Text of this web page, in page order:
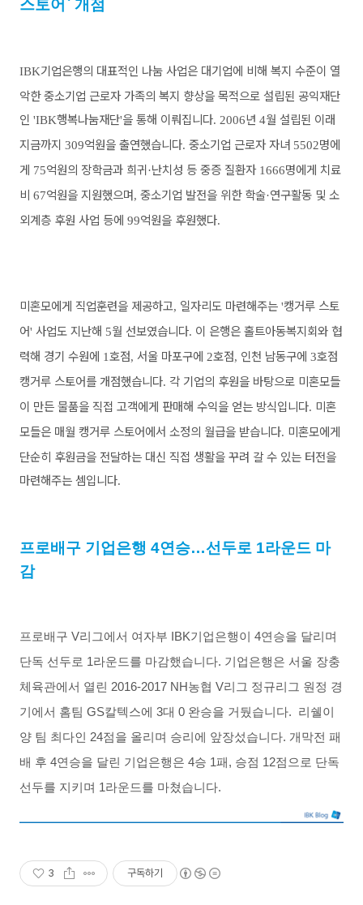
스토어 ` 개점
IBK기업은행의 대표적인 나눔 사업은 대기업에 비해 복지 수준이 열
악한 중소기업 근로자 가족의 복지 향상을 목적으로 설립된 공익재단
인 'IBK행복나눔재단'을 통해 이뤄집니다. 2006년 4월 설립된 이래
지금까지 309억원을 출연했습니다. 중소기업 근로자 자녀 5502명에
게 75억원의 장학금과 희귀·난치성 등 중증 질환자 1666명에게 치료
비 67억원을 지원했으며, 중소기업 발전을 위한 학술·연구활동 및 소
외계층 후원 사업 등에 99억원을 후원했다.
미혼모에게 직업훈련을 제공하고, 일자리도 마련해주는 '캥거루 스토
어' 사업도 지난해 5월 선보였습니다. 이 은행은 홀트아동복지회와 협
력해 경기 수원에 1호점, 서울 마포구에 2호점, 인천 남동구에 3호점
캥거루 스토어를 개점했습니다. 각 기업의 후원을 바탕으로 미혼모들
이 만든 물품을 직접 고객에게 판매해 수익을 얻는 방식입니다. 미혼
모들은 매월 캥거루 스토어에서 소정의 월급을 받습니다. 미혼모에게
단순히 후원금을 전달하는 대신 직접 생활을 꾸려 갈 수 있는 터전을
마련해주는 셈입니다.
프로배구 기업은행 4연승…선두로 1라운드 마
감
프로배구 V리그에서 여자부 IBK기업은행이 4연승을 달리며
단독 선두로 1 라운드를 마감했습니다. 기업은행은 서울 장충
체육관에서 열린 2016-2017 NH농협 V리그 정규리그 원정 경
기에서 홈팀 GS칼텍스에 3대 0 완승을 거뒀습니다. 리쉘이
양 팀 최다인
24점을 올리며 승리에 앞장섰습니다. 개막전 패
배 후 4연승을 달린 기업은행은 4승 1 패 , 승점 12점으로 단독
선두를 지키며 1 라운드를 마쳤습니다.
3 구독하기